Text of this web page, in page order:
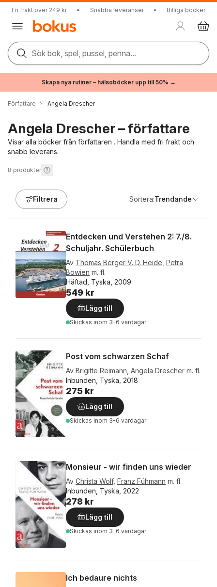
Fri frakt över 249 kr • Snabba leveranser • Billiga böcker
Sök bok, spel, pussel, penna...
Skapa nya rutiner – hälsoböcker upp till 50% →
Författare Angela Drescher
Angela Drescher – författare
Visar alla böcker från författaren . Handla med fri frakt och
snabb leverans.
8 produkter
Filtrera Sortera:Trendande
Entdecken und Verstehen 2: 7./8.
Schuljahr. Schülerbuch
Av Thomas Berger-V. D. Heide Petra
Bowien m. fl.
Häftad, Tyska, 2009
549 kr
Lägg till
Skickas inom 3-6 vardagar
Post vom schwarzen Schaf
Av Brigitte Reimann Angela Drescher m. fl.
Inbunden, Tyska, 2018
275 kr
Lägg till
Skickas inom 3-6 vardagar
Monsieur - wir finden uns wieder
Av Christa Wolf, Franz Fühmann m. fl.
Inbunden, Tyska, 2022
278 kr
Lägg till
Skickas inom 3-6 vardagar
Ich bedaure nichts